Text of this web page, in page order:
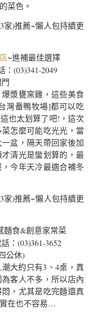
菜色。
~進補最佳選擇
：(03)341-2049
漿甕窯雞，這些美食
灣番鴨牧場]都可以吃
也太划算了吧!，這次
怎麼可能吃光光，當
盆，隔天帶回家後加
清光是蠻划算的，最
今年天冷最適合補冬
麵食&創意家常菜
：(03)361-3652
公休)
大約只有3、4桌，真
客人不多，所以店內
，尤其是吃完麵還真
在也不容易…